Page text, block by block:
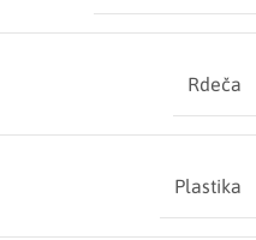
Rdeča
Plastika